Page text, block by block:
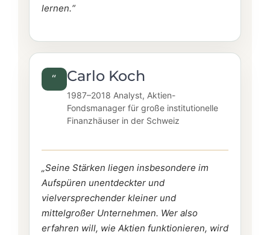
lernen.“
“ Carlo Koch
1987–2018 Analyst, Aktien-
Fondsmanager für große institutionelle
Finanzhäuser in der Schweiz
„Seine Stärken liegen insbesondere im
Aufspüren unentdeckter und
vielversprechender kleiner und
mittelgroßer Unternehmen. Wer also
erfahren will, wie Aktien funktionieren, wird